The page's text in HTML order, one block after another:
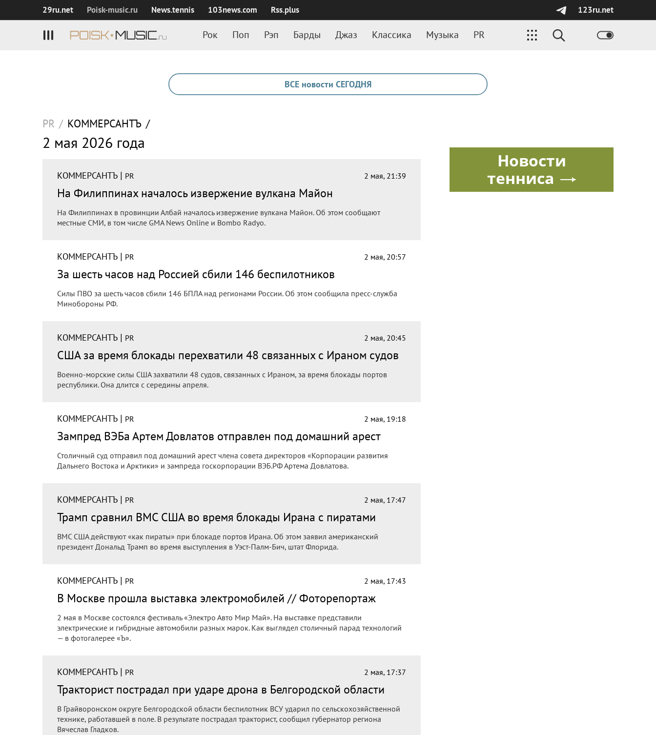
29ru.net Poisk‑music.ru News.tennis 103news.com Rss.plus 123ru.net
Рок Поп Рэп Барды Джаз Классика Музыка PR
ВСЕ новости СЕГОДНЯ
PR / КОММЕРСАНТЪ /
2 мая 2026 года
КОММЕРСАНТЪ | PR 2 мая, 21:39
На Филиппинах началось извержение вулкана Майон
На Филиппинах в провинции Албай началось извержение вулкана Майон. Об этом сообщают
местные СМИ, в том числе GMA News Online и Bombo Radyo.
КОММЕРСАНТЪ | PR 2 мая, 20:57
За шесть часов над Россией сбили 146 беспилотников
Силы ПВО за шесть часов сбили 146 БПЛА над регионами России. Об этом сообщила пресс-служба
Минобороны РФ.
КОММЕРСАНТЪ | PR 2 мая, 20:45
США за время блокады перехватили 48 связанных с Ираном судов
Военно-морские силы США захватили 48 судов, связанных с Ираном, за время блокады портов
республики. Она длится с середины апреля.
КОММЕРСАНТЪ | PR 2 мая, 19:18
Зампред ВЭБа Артем Довлатов отправлен под домашний арест
Столичный суд отправил под домашний арест члена совета директоров «Корпорации развития
Дальнего Востока и Арктики» и зампреда госкорпорации ВЭБ.РФ Артема Довлатова.
КОММЕРСАНТЪ | PR 2 мая, 17:47
Трамп сравнил ВМС США во время блокады Ирана с пиратами
ВМС США действуют «как пираты» при блокаде портов Ирана. Об этом заявил американский
президент Дональд Трамп во время выступления в Уэст-Палм-Бич, штат Флорида.
КОММЕРСАНТЪ | PR 2 мая, 17:43
В Москве прошла выставка электромобилей // Фоторепортаж
2 мая в Москве состоялся фестиваль «Электро Авто Мир Май». На выставке представили
электрические и гибридные автомобили разных марок. Как выглядел столичный парад технологий
— в фотогалерее «Ъ».
КОММЕРСАНТЪ | PR 2 мая, 17:37
Тракторист пострадал при ударе дрона в Белгородской области
В Грайворонском округе Белгородской области беспилотник ВСУ ударил по сельскохозяйственной
технике, работавшей в поле. В результате пострадал тракторист, сообщил губернатор региона
Вячеслав Гладков.
Новости
тенниса